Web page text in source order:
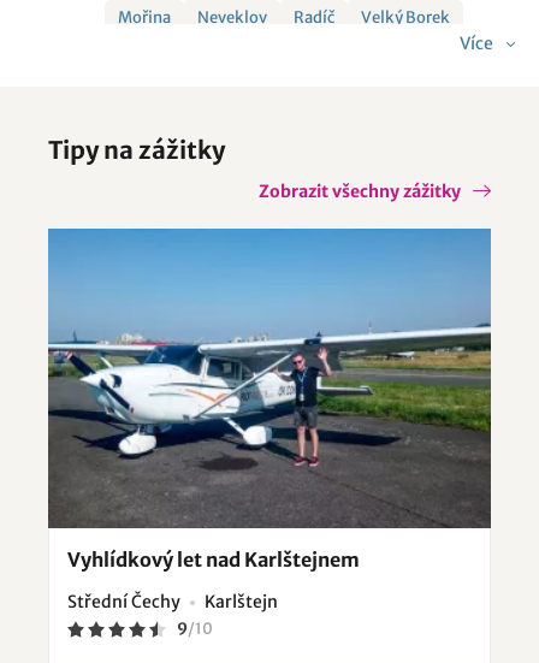
Mořina Neveklov Radíč
Velký Borek
Více
Tipy na zážitky
Zobrazit všechny zážitky
Vyhlídkový let nad Karlštejnem
Střední Čechy Karlštejn
9/10